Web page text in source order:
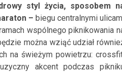
styl życia, sposobem
– biegu centralnymi
wspólnego piknikowania
można wziąć udział
na świeżym powietrzu:
akcent podczas